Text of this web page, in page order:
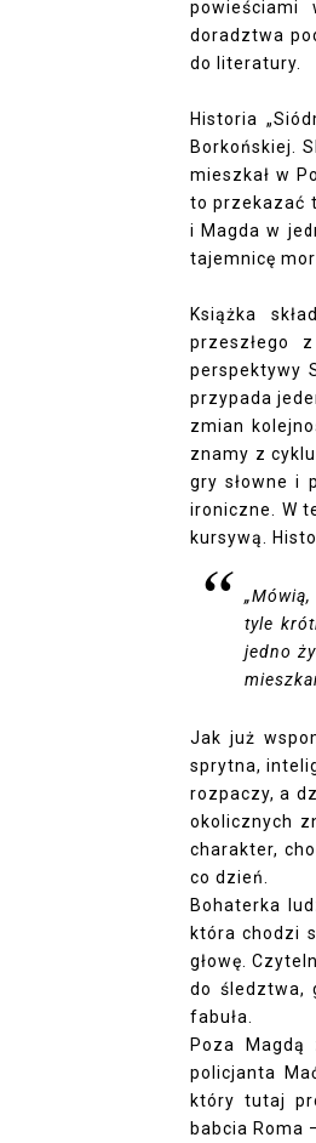
doradztwa
do literatury.
Historia
Borkońskiej.
mieszkał w
to przekazać
i Magda w
tajemnicę
Książka
przeszłego
perspektywy
przypada
zmian
znamy z
gry słowne i
ironiczne. W
kursywą.
tyle
jedno
Jak już
sprytna,
rozpaczy, a
okolicznych
charakter,
co dzień.
Bohaterka
która chodzi
głowę.
do śledztwa,
fabuła.
Poza
policjanta
który tutaj
babcia Roma